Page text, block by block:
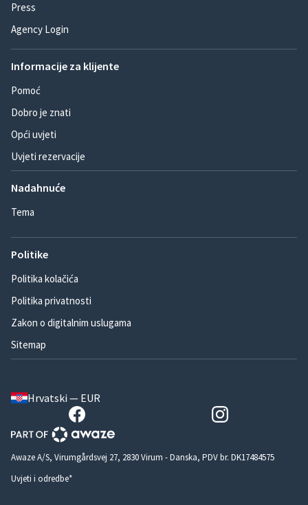
Press
Agency Login
Informacije za klijente
Pomoć
Dobro je znati
Opći uvjeti
Uvjeti rezervacije
Nadahnuće
Tema
Politike
Politika kolačića
Politika privatnosti
Zakon o digitalnim uslugama
Sitemap
Hrvatski — EUR
Awaze A/S, Virumgårdsvej 27, 2830 Virum - Danska, PDV br. DK17484575
Uvjeti i odredbe*